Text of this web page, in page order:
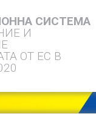
СИСТЕМА
И
ОТ ЕС В